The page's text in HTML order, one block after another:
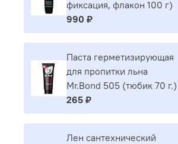
фиксация, флакон 100 г)
990 ₽
Паста герметизирующая
для пропитки льна
Mr.Bond 505 (тюбик 70 г.)
265 ₽
Лен сантехнический